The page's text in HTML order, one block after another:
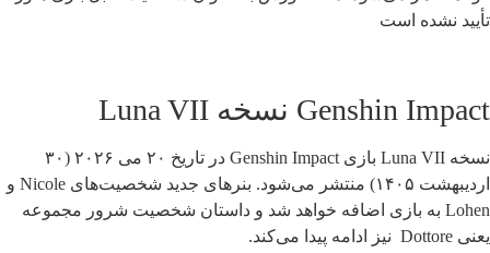
تأیید نشده است
Genshin Impact نسخه Luna VII
نسخه Luna VII بازی Genshin Impact در تاریخ ۲۰ می ۲۰۲۶ (۳۰
اردیبهشت ۱۴۰۵) منتشر می‌شود. بنرهای جدید شخصیت‌های Nicole و
Lohen به بازی اضافه خواهد شد و داستان شخصیت شرور مجموعه
یعنی Dottore نیز ادامه پیدا می‌کند.